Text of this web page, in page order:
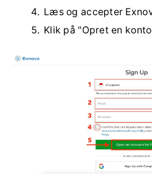
Læs og accepter
Klik på "Opret en